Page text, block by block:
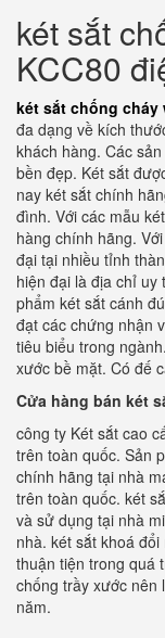
két sắt
KCC80
két sắt chống cháy
đa dạng về kích
khách hàng. Các
bền đẹp. Két sắt
nay két sắt chính
đình. Với các mẫu
hàng chính hãng.
đại tại nhiều tỉnh
hiện đại là địa chỉ
phẩm két sắt cánh
đạt các chứng nhận
tiêu biểu trong
xước bề mặt. Có đế
Cửa hàng bán két
công ty Két sắt cao
trên toàn quốc. Sản
chính hãng tại nhà
trên toàn quốc. két
và sử dụng tại nhà
nhà. két sắt khoá
thuận tiện trong quá
chống trầy xước nên
năm.